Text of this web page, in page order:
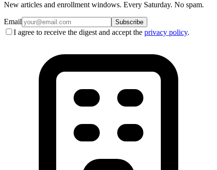
New articles and enrollment windows. Every Saturday. No spam.
Email Subscribe
I agree to receive the digest and accept the privacy policy.